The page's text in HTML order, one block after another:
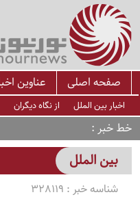
صفحه اصلی عناوین
اخبار بین الملل از نگاه دیگران
خط خبر
بین الملل
شناسه خبر : 328119